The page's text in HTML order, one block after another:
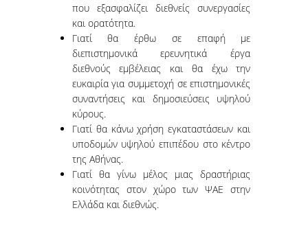
που εξασφαλίζει διεθνείς συνεργασίες
και ορατότητα.
Γιατί θα έρθω σε επαφή με
διεπιστημονικά ερευνητικά έργα
διεθνούς εμβέλειας και θα έχω την
ευκαιρία για συμμετοχή σε επιστημονικές
συναντήσεις και δημοσιεύσεις υψηλού
κύρους.
Γιατί θα κάνω χρήση εγκαταστάσεων και
υποδομών υψηλού επιπέδου στο κέντρο
της Αθήνας.
Γιατί θα γίνω μέλος μιας δραστήριας
κοινότητας στον χώρο των ΨΑΕ στην
Ελλάδα και διεθνώς.